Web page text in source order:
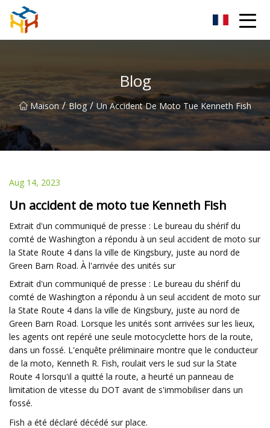
Blog
Maison / Blog / Un Accident De Moto Tue Kenneth Fish
Aug 14, 2023
Un accident de moto tue Kenneth Fish
Extrait d'un communiqué de presse : Le bureau du shérif du
comté de Washington a répondu à un seul accident de moto sur
la State Route 4 dans la ville de Kingsbury, juste au nord de
Green Barn Road. À l'arrivée des unités sur
Extrait d'un communiqué de presse : Le bureau du shérif du
comté de Washington a répondu à un seul accident de moto sur
la State Route 4 dans la ville de Kingsbury, juste au nord de
Green Barn Road. Lorsque les unités sont arrivées sur les lieux,
les agents ont repéré une seule motocyclette hors de la route,
dans un fossé. L'enquête préliminaire montre que le conducteur
de la moto, Kenneth R. Fish, roulait vers le sud sur la State
Route 4 lorsqu'il a quitté la route, a heurté un panneau de
limitation de vitesse du DOT avant de s'immobiliser dans un
fossé.
Fish a été déclaré décédé sur place.